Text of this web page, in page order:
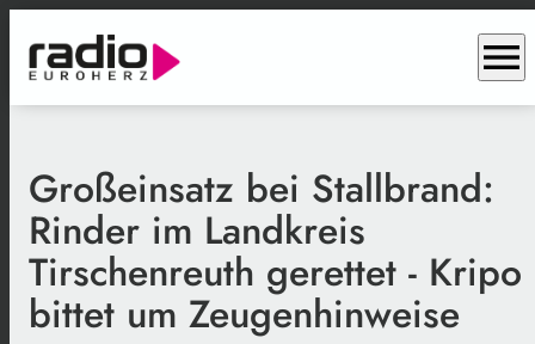
menu
Großeinsatz bei Stallbrand:
Rinder im Landkreis
Tirschenreuth gerettet - Kripo
bittet um Zeugenhinweise